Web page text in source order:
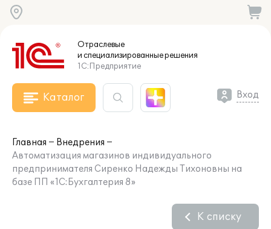
Отраслевые
и специализированныерешения
1С:Предприятие
Каталог Вход
Главная
Внедрения
Автоматизация магазинов индивидуального
предпринимателя Сиренко Надежды Тихоновны на
базе ПП «1С:Бухгалтерия 8»
К списку